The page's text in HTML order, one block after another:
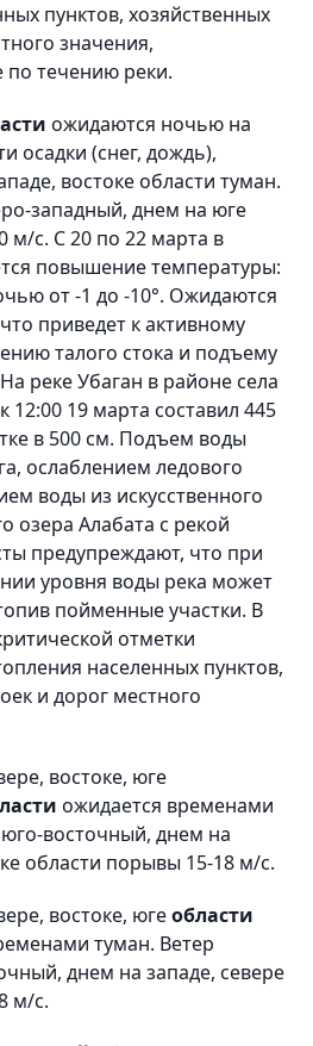
пунктов, хозяйственных
значения,
течению реки.
ожидаются ночью на
осадки (снег, дождь),
востоке области туман.
западный, днем на юге
м/с. С 20 по 22 марта в
повышение температуры:
от -1 до -10°. Ожидаются
приведет к активному
талого стока и подъему
реке Убаган в районе села
12:00 19 марта составил 445
в 500 см. Подъем воды
ослаблением ледового
воды из искусственного
озера Алабата с рекой
предупреждают, что при
уровня воды река может
пойменные участки. В
отметки
населенных пунктов,
и дорог местного
востоке, юге
ожидается временами
восточный, днем на
области порывы 15-18 м/с.
востоке, югеобласти
туман. Ветер
днем на западе, севере
м/с.